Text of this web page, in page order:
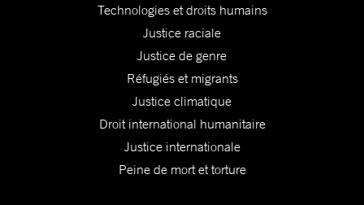
Technologies et droits humains
Justice raciale
Justice de genre
Réfugiés et migrants
Justice climatique
Droit international humanitaire
Justice internationale
Peine de mort et torture